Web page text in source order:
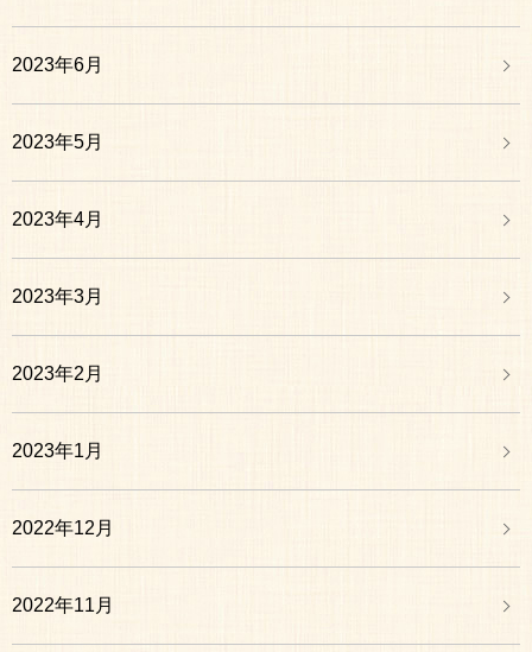
2023年6月
2023年5月
2023年4月
2023年3月
2023年2月
2023年1月
2022年12月
2022年11月